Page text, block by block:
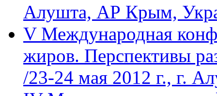
Алушта, АР Крым,
V Международная
жиров. Перспективы
/23-24 мая 2012 г., г.